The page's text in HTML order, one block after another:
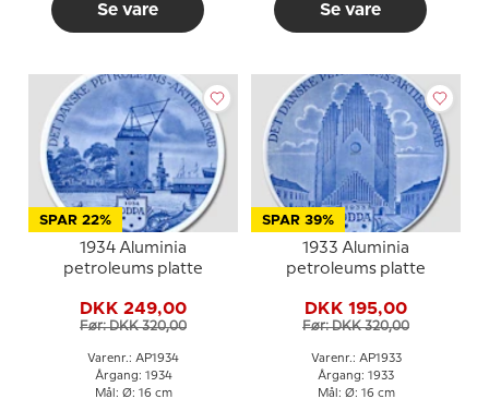
Se vare Se vare
SPAR 22%
1934 Aluminia
petroleums platte
DKK 249,00
Før: DKK 320,00
Varenr.: AP1934
Årgang: 1934
Mål: Ø: 16 cm
SPAR 39%
1933 Aluminia
petroleums platte
DKK 195,00
Før: DKK 320,00
Varenr.: AP1933
Årgang: 1933
Mål: Ø: 16 cm